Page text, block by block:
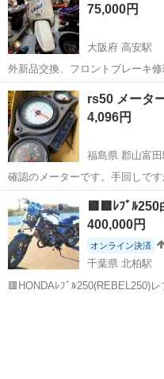
堂筋線の江坂駅からの徒歩圏内に
75,000円
大阪府 高安駅
外新品交換、フロントブレーキ修
掃、その他整備＆調整…
大阪 八尾市
rs50 メータ
4,096円
福島県 郡山富田
確認のメーターです。手回しです
ーは動きました。水…
福島 郡山市 郡山富田駅
🟥🟥ﾚﾌﾞﾙ
400,000円
オンライン決済
千葉県 北柏駅
🟥HONDAﾚﾌﾞﾙ250(REBEL250)